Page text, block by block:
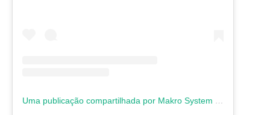
Uma publicação compartilhada por Makro System | Software Contábil (@makrosystem)